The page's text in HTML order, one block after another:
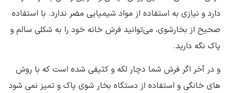
دارد و نیازی به استفاده از مواد شیمیایی مضر ندارد. با استفاده
صحیح از بخارشوی، می‌توانید فرش خانه خود را به شکلی سالم و
پاک نگه دارید.
و در آخر اگر فرش شما دچار لکه و کثیفی شده است که با روش
های خانگی و استفاده از دستگاه بخار شوی پاک و تمیز نمی شود